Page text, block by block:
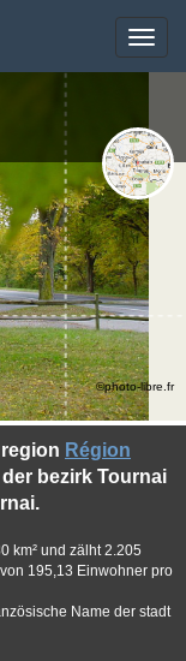
Toggle
Région
der bezirk Tournai
km² und zälht 2.205
195,13 Einwohner pro
Name der stadt
©photo-libre.fr
Toggle